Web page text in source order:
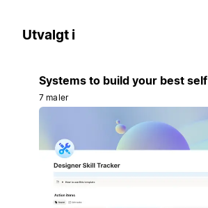
Utvalgt i
Systems to build your best self
7 maler